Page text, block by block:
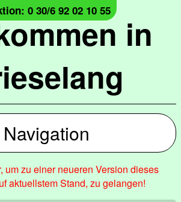
in
0 30/6 92 02 10 55
Navigation
um zu einer neueren Version dieses
aktuellstem Stand, zu gelangen!